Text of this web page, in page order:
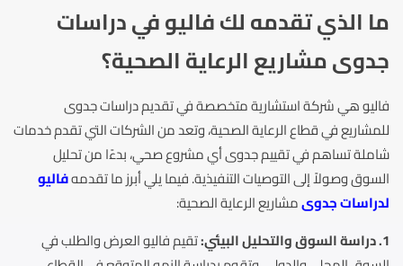
ما الذي تقدمه لك فاليو في دراسات
جدوى مشاريع الرعاية الصحية؟
فاليو هي شركة استشارية متخصصة في تقديم دراسات جدوى
للمشاريع في قطاع الرعاية الصحية، وتعد من الشركات التي تقدم خدمات
شاملة تساهم في تقييم جدوى أي مشروع صحي، بدءًا من تحليل
السوق وصولاً إلى التوصيات التنفيذية. فيما يلي أبرز ما تقدمهفاليو
لدراسات جدوىمشاريع الرعاية الصحية:
1. دراسة السوق والتحليل البيئي:
تقيم فاليو العرض والطلب في